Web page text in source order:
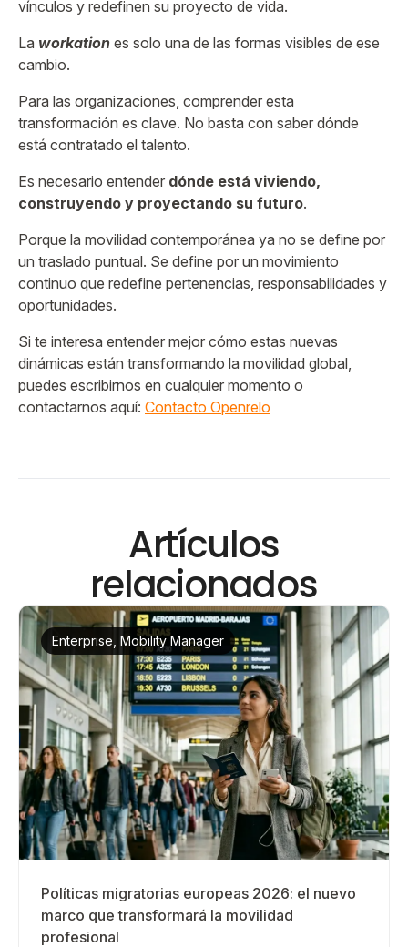
vínculos y redefinen su proyecto de vida.
La workation es solo una de las formas visibles de ese
cambio.
Para las organizaciones, comprender esta
transformación es clave. No basta con saber dónde
está contratado el talento.
Es necesario entender dónde está viviendo,
construyendo y proyectando su futuro.
Porque la movilidad contemporánea ya no se define por
un traslado puntual. Se define por un movimiento
continuo que redefine pertenencias, responsabilidades y
oportunidades.
Si te interesa entender mejor cómo estas nuevas
dinámicas están transformando la movilidad global,
puedes escribirnos en cualquier momento o
contactarnos aquí: Contacto Openrelo
Artículos
relacionados
Enterprise, Mobility Manager
Políticas migratorias europeas 2026: el nuevo
marco que transformará la movilidad
profesional